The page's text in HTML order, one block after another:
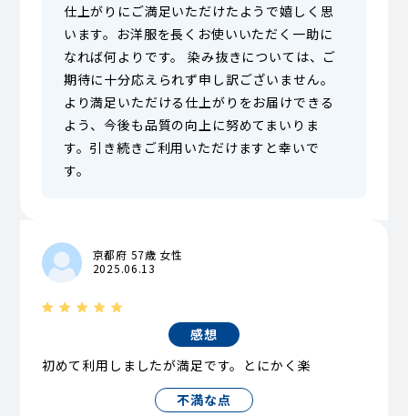
仕上がりにご満足いただけたようで嬉しく思
います。お洋服を長くお使いいただく一助に
なれば何よりです。 染み抜きについては、ご
期待に十分応えられず申し訳ございません。
より満足いただける仕上がりをお届けできる
よう、今後も品質の向上に努めてまいりま
す。引き続きご利用いただけますと幸いで
す。
京都府 57歳 女性
2025.06.13
感想
初めて利用しましたが満足です。とにかく楽
不満な点